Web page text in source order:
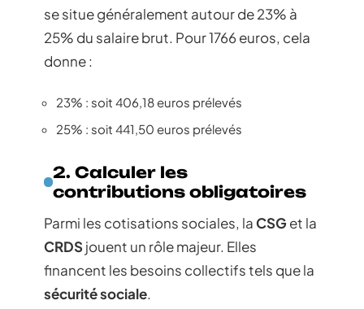
se situe généralement autour de 23% à
25% du salaire brut. Pour 1766 euros, cela
donne :
23% : soit 406,18 euros prélevés
25% : soit 441,50 euros prélevés
2. Calculer les
contributions obligatoires
Parmi les cotisations sociales, laCSGet la
CRDSjouent un rôle majeur. Elles
financent les besoins collectifs tels que la
sécurité sociale.